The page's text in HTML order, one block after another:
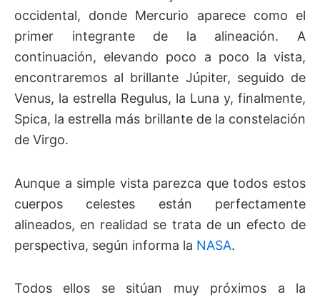
occidental, donde Mercurio aparece como el
primer integrante de la alineación. A
continuación, elevando poco a poco la vista,
encontraremos al brillante Júpiter, seguido de
Venus, la estrella Regulus, la Luna y, finalmente,
Spica, la estrella más brillante de la constelación
de Virgo.
Aunque a simple vista parezca que todos estos
cuerpos celestes están perfectamente
alineados, en realidad se trata de un efecto de
perspectiva, según informa la NASA.
Todos ellos se sitúan muy próximos a la